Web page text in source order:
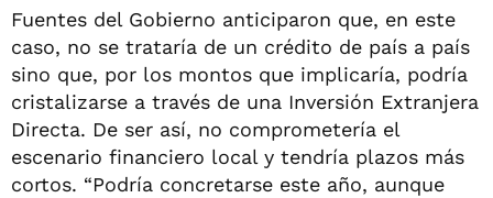
Fuentes del Gobierno anticiparon que, en este
caso, no se trataría de un crédito de país a país
sino que, por los montos que implicaría, podría
cristalizarse a través de una Inversión Extranjera
Directa. De ser así, no comprometería el
escenario financiero local y tendría plazos más
cortos. “Podría concretarse este año, aunque